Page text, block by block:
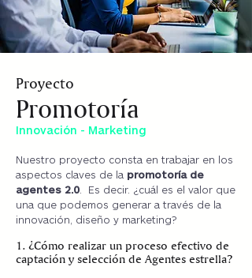
Proyecto
Promotoría
Innovación - Marketing
Nuestro proyecto consta en trabajar en los
aspectos claves de la promotoría de
agentes 2.0 . Es decir. ¿cuál es el valor que
una que podemos generar a través de la
innovación, diseño y marketing?
1. ¿Cómo realizar un proceso efectivo de
captación y selección de Agentes estrella?